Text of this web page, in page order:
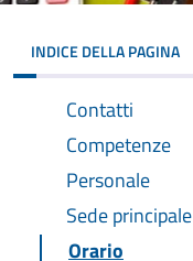
INDICE DELLA PAGINA
Contatti
Competenze
Personale
Sede principale
Orario